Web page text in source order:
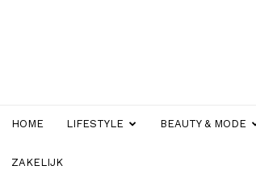
HOME LIFESTYLE BEAUTY & MODE
ZAKELIJK